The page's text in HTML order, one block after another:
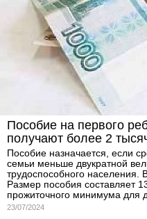
Пособие на первого
получают более 2
Пособие назначается, если
семьи меньше двукратной
трудоспособного
Размер пособия составляет
прожиточного минимума для
23/07/2024